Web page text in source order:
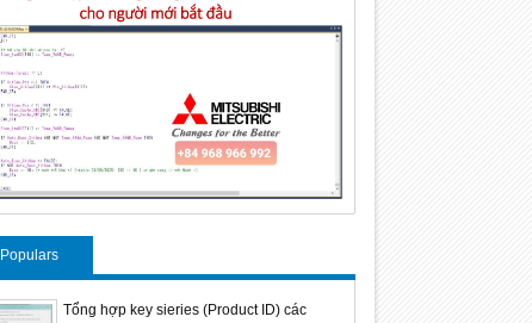
Populars
Tổng hợp key sieries (Product ID) các